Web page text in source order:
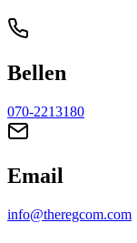
Bellen
070-2213180
Email
info@theregcom.com